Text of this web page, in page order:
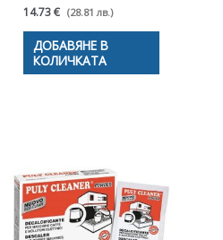
14.73 € (28.81 лв.)
ДОБАВЯНЕ В
КОЛИЧКАТА